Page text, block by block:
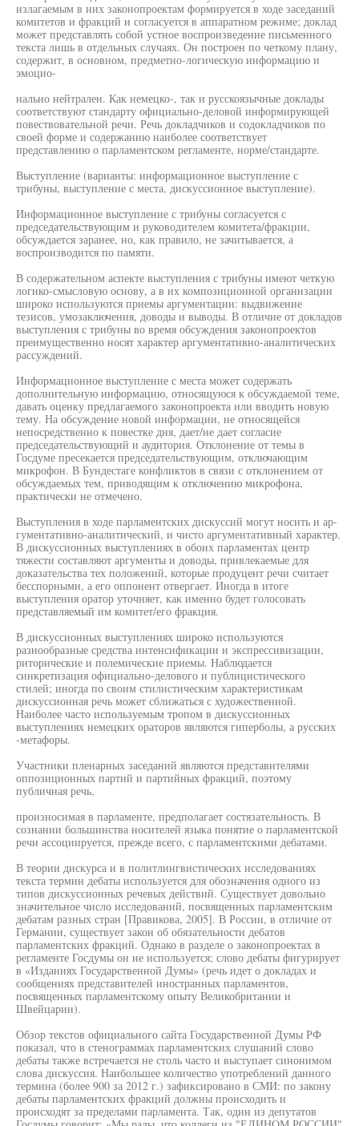
излагаемым в них законопроектам формируется в ходе заседаний
комитетов и фракций и согласуется в аппаратном режиме; доклад
может представлять собой устное воспроизведение письменного
текста лишь в отдельных случаях. Он построен по четкому плану,
содержит, в основном, предметно-логическую информацию и
эмоцио-
нально нейтрален. Как немецко-, так и русскоязычные доклады
соответствуют стандарту официально-деловой информирующей
повествовательной речи. Речь докладчиков и содокладчиков по
своей форме и содержанию наиболее соответствует
представлению о парламентском регламенте, норме/стандарте.
Выступление (варианты: информационное выступление с
трибуны, выступление с места, дискуссионное выступление).
Информационное выступление с трибуны согласуется с
председательствующим и руководителем комитета/фракции,
обсуждается заранее, но, как правило, не зачитывается, а
воспроизводится по памяти.
В содержательном аспекте выступления с трибуны имеют четкую
логико-смысловую основу, а в их композиционной организации
широко используются приемы аргументации: выдвижение
тезисов, умозаключения, доводы и выводы. В отличие от докладов
выступления с трибуны во время обсуждения законопроектов
преимущественно носят характер аргументативно-аналитических
рассуждений.
Информационное выступление с места может содержать
дополнительную информацию, относящуюся к обсуждаемой теме,
давать оценку предлагаемого законопроекта или вводить новую
тему. На обсуждение новой информации, не относящейся
непосредственно к повестке дня, дает/не дает согласие
председательствующий и аудитория. Отклонение от темы в
Госдуме пресекается председательствующим, отключающим
микрофон. В Бундестаге конфликтов в связи с отклонением от
обсуждаемых тем, приводящим к отключению микрофона,
практически не отмечено.
Выступления в ходе парламентских дискуссий могут носить и ар-
гументативно-аналитический, и чисто аргументативный характер.
В дискуссионных выступлениях в обоих парламентах центр
тяжести составляют аргументы и доводы, привлекаемые для
доказательства тех положений, которые продуцент речи считает
бесспорными, а его оппонент отвергает. Иногда в итоге
выступления оратор уточняет, как именно будет голосовать
представляемый им комитет/его фракция.
В дискуссионных выступлениях широко используются
разнообразные средства интенсификации и экспрессивизации,
риторические и полемические приемы. Наблюдается
синкретизация официально-делового и публицистического
стилей; иногда по своим стилистическим характеристикам
дискуссионная речь может сближаться с художественной.
Наиболее часто используемым тропом в дискуссионных
выступлениях немецких ораторов являются гиперболы, а русских
-метафоры.
Участники пленарных заседаний являются представителями
оппозиционных партий и партийных фракций, поэтому
публичная речь,
произносимая в парламенте, предполагает состязательность. В
сознании большинства носителей языка понятие о парламентской
речи ассоциируется, прежде всего, с парламентскими дебатами.
В теории дискурса и в политлингвистических исследованиях
текста термин дебаты используется для обозначения одного из
типов дискуссионных речевых действий. Существует довольно
значительное число исследований, посвященных парламентским
дебатам разных стран [Правикова, 2005]. В России, в отличие от
Германии, существует закон об обязательности дебатов
парламентских фракций. Однако в разделе о законопроектах в
регламенте Госдумы он не используется; слово дебаты фигурирует
в «Изданиях Государственной Думы» (речь идет о докладах и
сообщениях представителей иностранных парламентов,
посвященных парламентскому опыту Великобритании и
Швейцарии).
Обзор текстов официального сайта Государственной Думы РФ
показал, что в стенограммах парламентских слушаний слово
дебаты также встречается не столь часто и выступает синонимом
слова дискуссия. Наибольшее количество употреблений данного
термина (более 900 за 2012 г.) зафиксировано в СМИ: по закону
дебаты парламентских фракций должны происходить и
происходят за пределами парламента. Так, один из депутатов